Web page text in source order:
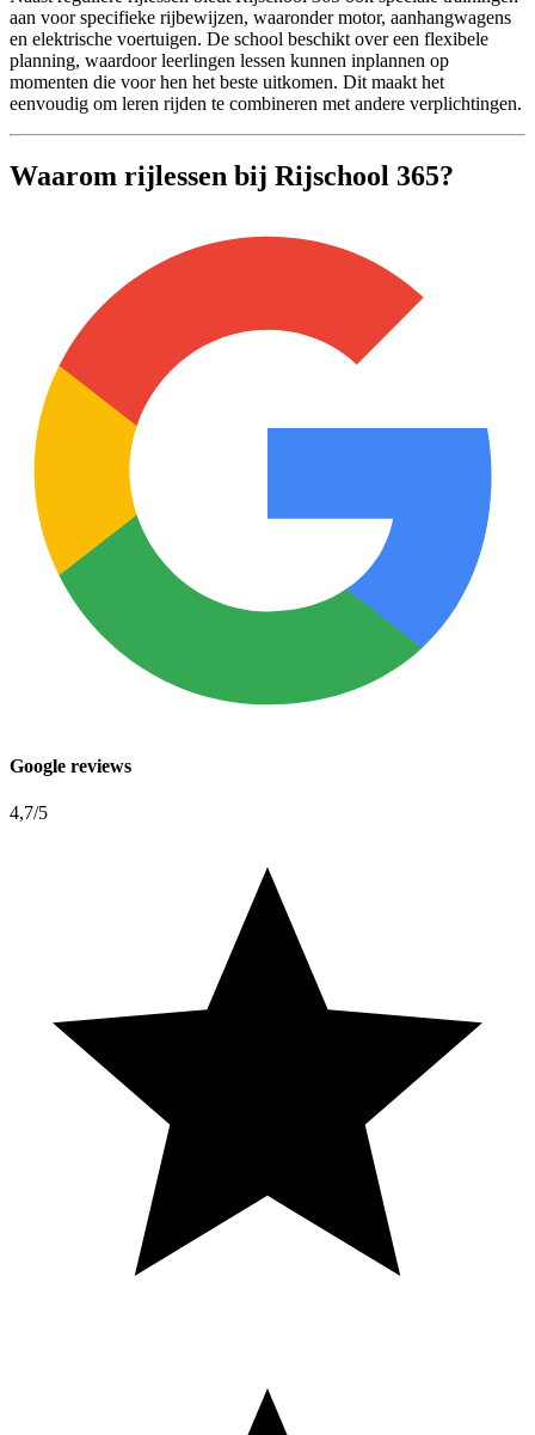
aan voor specifieke rijbewijzen, waaronder motor, aanhangwagens
en elektrische voertuigen. De school beschikt over een flexibele
planning, waardoor leerlingen lessen kunnen inplannen op
momenten die voor hen het beste uitkomen. Dit maakt het
eenvoudig om leren rijden te combineren met andere verplichtingen.
Waarom rijlessen bij Rijschool 365?
Google reviews
4,7/5